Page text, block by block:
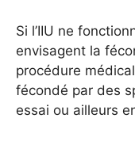
Si l’IIU ne
envisagent la
procédure
fécondé par des
essai ou ailleurs